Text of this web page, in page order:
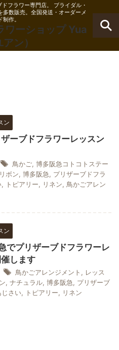
フラワー専門店。 ブライダル・
数販売。全国発送・オーダーメ
制作。
ワーショップ Yua
ン）
ン
ーブドフラワーレッスン
鳥かご, 博多阪急コトコトステー
リボン, 博多阪急, プリザーブドフラ
, トピアリー, リネン, 鳥かごアレン
ン
でプリザーブドフラワーレ
します
鳥かごアレンジメント , レッス
, ナチュラル, 博多阪急, プリザーブ
じさい, トピアリー, リネン